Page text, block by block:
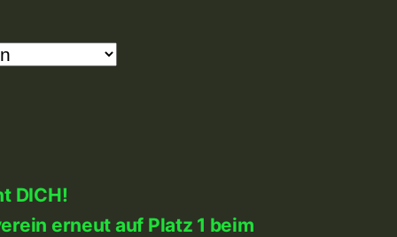
DICH!
erneut auf Platz 1 beim